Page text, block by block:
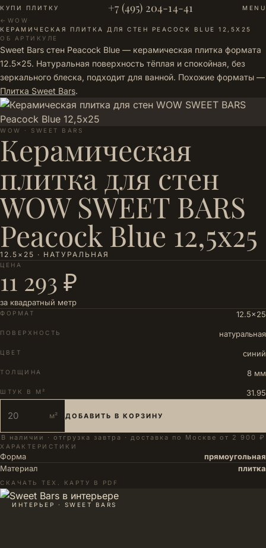
КУПИ ПЛИТКУ +7 (495) 204-14-41
MENU
← WOW ·
КЕРАМИЧЕСКАЯ ПЛИТКА ДЛЯ СТЕН PEACOCK BLUE 12,5Х25
ОБ АРТИКУЛЕ
Sweet Bars стен Peacock Blue — керамическая плитка формата
12.5×25. Натуральная поверхность тёплая и спокойная, без
зеркального блеска, подходит для ванной. Похожие форматы —
Плитка Sweet Bars.
WOW · SWEET BARS
Керамическая
плитка для стен
WOW SWEET BARS
Peacock Blue 12,5х25
12.5×25 · НАТУРАЛЬНАЯ
ЦЕНА
11 293 ₽
за квадратный метр
ФОРМАТ 12.5×25
ПОВЕРХНОСТЬ натуральная
ЦВЕТ синий
ТОЛЩИНА 8 мм
ШТУК В М² 31.95
м² ДОБАВИТЬ В КОРЗИНУ
В наличии · отгрузка завтра · доставка по Москве от 2 900 ₽
ХАРАКТЕРИСТИКИ
Форма
прямоугольная
Материал
плитка
СКАЧАТЬ ТЕХ. КАРТУ В PDF
ИНТЕРЬЕР · SWEET BARS